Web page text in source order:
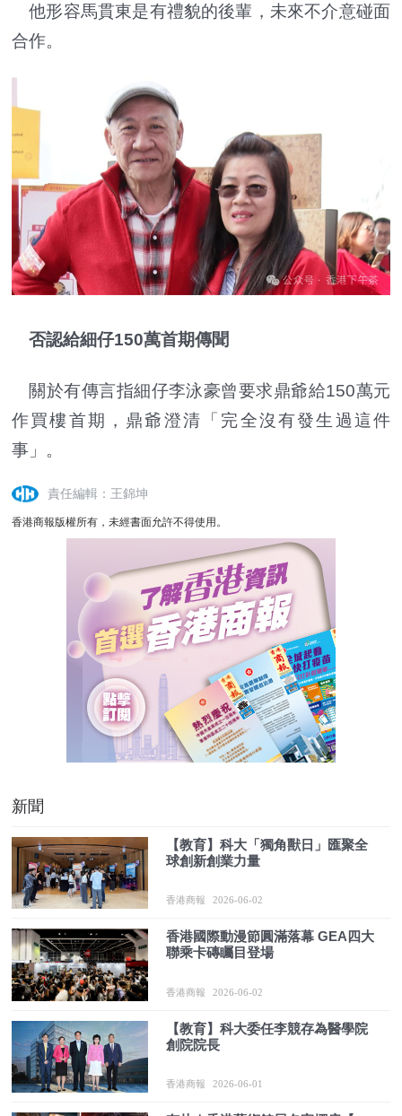
他形容馬貫東是有禮貌的後輩，未來不介意碰面
合作。
否認給細仔150萬首期傳聞
關於有傳言指細仔李泳豪曾要求鼎爺給150萬元
作買樓首期，鼎爺澄清「完全沒有發生過這件
事」。
責任編輯：王錦坤
香港商報版權所有，未經書面允許不得使用。
新聞
【教育】科大「獨角獸日」匯聚全
球創新創業力量
香港商報 2026-06-02
香港國際動漫節圓滿落幕 GEA四大
聯乘卡磚矚目登場
香港商報 2026-06-02
【教育】科大委任李競存為醫學院
創院院長
香港商報 2026-06-01